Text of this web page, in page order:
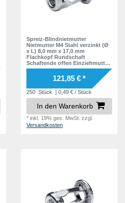
Spreiz-Blindnietmutter
Nietmutter M4 Stahl verzinkt (Ø
x L) 8,0 mm x 17,0 mm
Flachkopf Rundschaft
Schaftende offen Einziehmutter
Einnietmuttern - GO-FOUR
121,85 € *
250 Stück | 0,49 € / Stück
In den Warenkorb
*inkl. 19% ges. MwSt. zzgl.
Versandkosten